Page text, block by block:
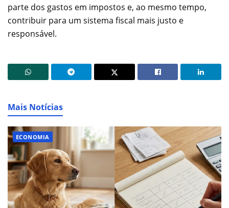
parte dos gastos em impostos e, ao mesmo tempo,
contribuir para um sistema fiscal mais justo e
responsável.
Mais Notícias
ECONOMIA